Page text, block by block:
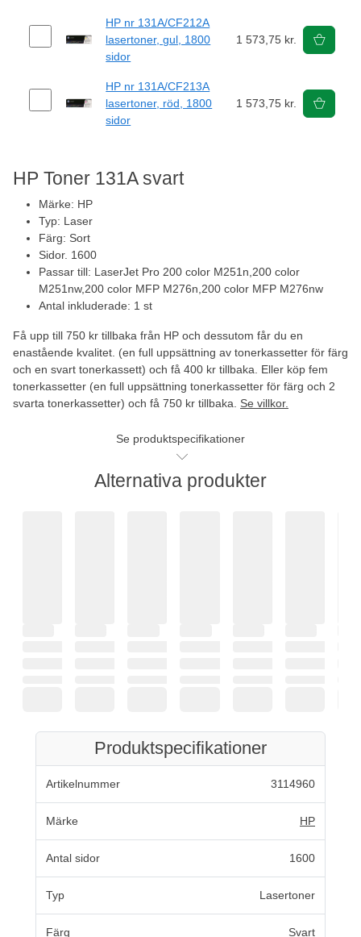
HP Toner 131A svart
Märke: HP
Typ: Laser
Färg: Sort
Sidor. 1600
Passar till: LaserJet Pro 200 color M251n,200 color
M251nw,200 color MFP M276n,200 color MFP M276nw
Antal inkluderade: 1 st
Få upp till 750 kr tillbaka från HP och dessutom får du en
enastående kvalitet. (en full uppsättning av tonerkassetter för färg
och en svart tonerkassett) och få 400 kr tillbaka. Eller köp fem
tonerkassetter (en full uppsättning tonerkassetter för färg och 2
svarta tonerkassetter) och få 750 kr tillbaka. Se villkor.
Se produktspecifikationer
HP nr 131A/CF212A
lasertoner, gul, 1800
sidor
1 573,75 kr.
HP nr 131A/CF213A
lasertoner, röd, 1800
sidor
1 573,75 kr.
Alternativa produkter
Produktspecifikationer
Artikelnummer 3114960
Märke HP
Antal sidor 1600
Typ Lasertoner
Färg Svart